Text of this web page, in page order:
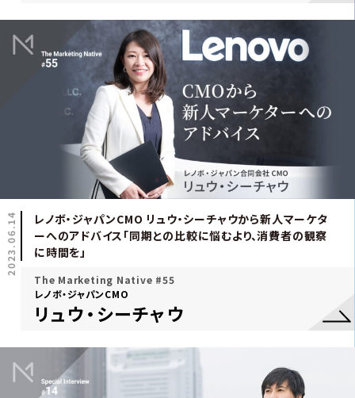
2023.06.14
レノボ・ジャパンCMO リュウ・シーチャウから新人マーケタ
ーへのアドバイス「同期との比較に悩むより、消費者の観察
に時間を」
The Marketing Native #55
レノボ・ジャパンCMO
リュウ・シーチャウ